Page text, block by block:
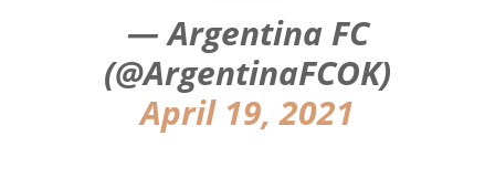
— Argentina FC
(@ArgentinaFCOK)
April 19, 2021